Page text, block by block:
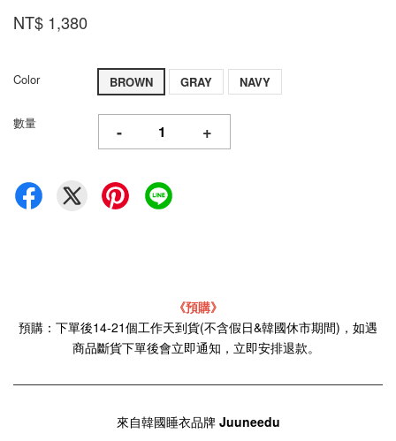
NT$ 1,380
Color BROWN GRAY NAVY
數量 - +
《預購》
預購：下單後14-21個工作天到貨(不含假日&韓國休市期間)，如遇
商品斷貨下單後會立即通知，立即安排退款。
來自韓國睡衣品牌Juuneedu